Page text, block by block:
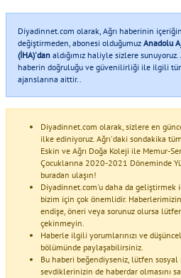
Diyadinnet.com olarak, Ağrı haberinin
değiştirmeden, abonesi olduğumuz Anadolu
(İHA)'dan aldığımız haliyle sizlere
haberin doğruluğu ve güvenilirliği ile ilgili
ajanslarına aittir..
Diyadinnet.com olarak, sizlere en
ilke ediniyoruz. Ağrı'daki sondakika
Eskin ve Ağrı Doğa Koleji ile Memur-
Çocuklarına 2020-2021 Döneminde
buradan ulaşın!
Diyadinnet.com'u daha da
bizim için çok önemlidir.
endişe, öneri veya sorunuz olursa
çekinmeyin.
Haberle ilgili yorumlarınızı ve
bölümünde paylaşabilirsiniz.
Bu haberi beğendiyseniz, lütfen sosyal
sevdiklerinizin de haberdar olmasını